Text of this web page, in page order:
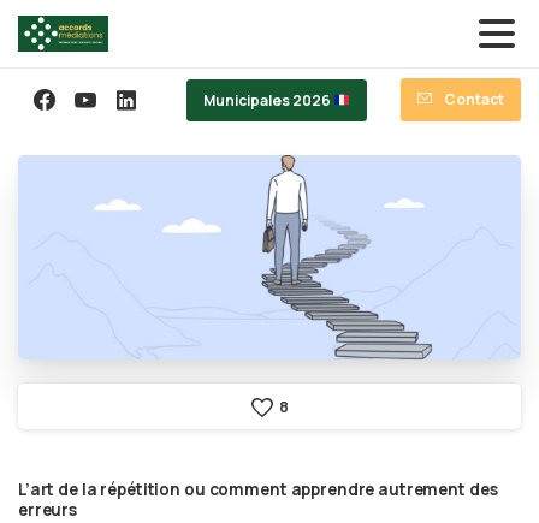
Municipales 2026 Contact
8
L’art de la répétition ou comment apprendre autrement des
erreurs